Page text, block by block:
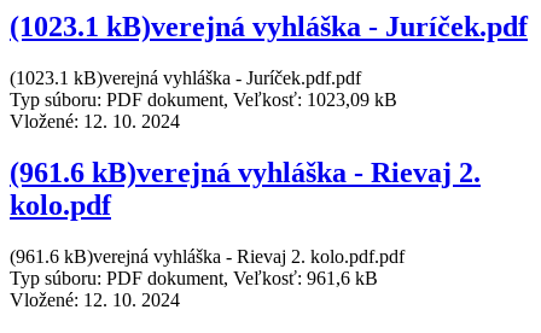
(1023.1 kB)verejná vyhláška - Juríček.pdf
(1023.1 kB)verejná vyhláška - Juríček.pdf.pdf
Typ súboru: PDF dokument, Veľkosť: 1023,09 kB
Vložené: 12. 10. 2024
(961.6 kB)verejná vyhláška - Rievaj 2.
kolo.pdf
(961.6 kB)verejná vyhláška - Rievaj 2. kolo.pdf.pdf
Typ súboru: PDF dokument, Veľkosť: 961,6 kB
Vložené: 12. 10. 2024